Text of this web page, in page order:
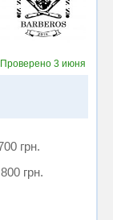
Проверено 3 июня
грн.
800 грн.